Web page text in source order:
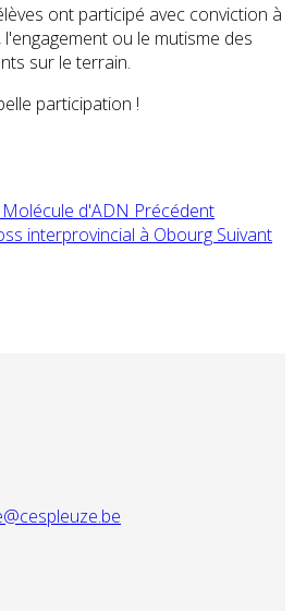
ont participé avec conviction à
ou le mutisme des
sur le terrain.
participation !
d'ADN Précédent
interprovincial à Obourg Suivant